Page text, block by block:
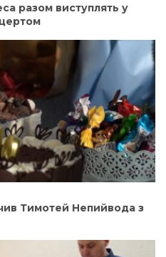
разом виступлять у
Тимотей Непийвода з